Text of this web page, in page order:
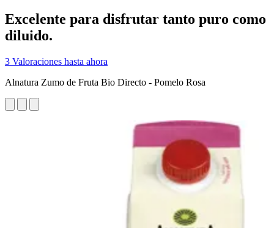
Excelente para disfrutar tanto puro como
diluido.
3 Valoraciones hasta ahora
Alnatura Zumo de Fruta Bio Directo - Pomelo Rosa